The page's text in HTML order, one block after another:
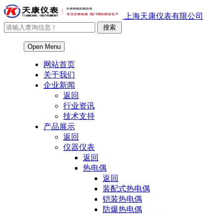
上海天康仪表有限公司
Open Menu
网站首页
关于我们
企业新闻
返回
行业资讯
技术支持
产品展示
返回
仪器仪表
返回
热电偶
返回
装配式热电偶
铠装热电偶
防爆热电偶